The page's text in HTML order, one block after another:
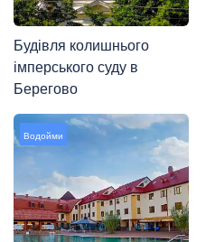
Будівля колишнього
імперського суду в
Берегово
Водойми